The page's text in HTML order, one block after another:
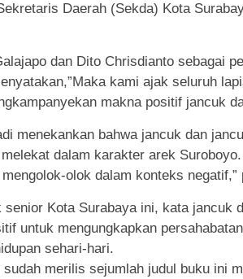
Daerah (Sekda) Kota
dan Dito Chrisdianto sebagai
kami ajak seluruh
makna positif jancuk
menekankan bahwa jancuk dan
dalam karakter arek
olok dalam konteks negatif,”
senior Kota Surabaya ini, kata jancuk
untuk mengungkapkan
sehari-hari.
merilis sejumlah judul buku ini